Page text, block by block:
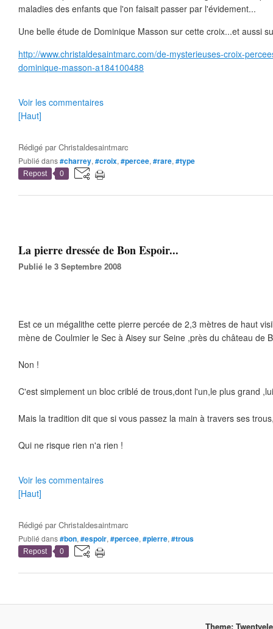
maladies des enfants que l'on faisait passer par l'évidement...
Une belle étude de Dominique Masson sur cette croix...et aussi
http://www.christaldesaintmarc.com/de-mysterieuses-croix-
dominique-masson-a184100488
Voir les commentaires
[Haut]
Rédigé parChristaldesaintmarc
Publié dans#charrey, #croix, #percee, #rare, #type
Repost 0
La pierre dressée de Bon Espoir...
Publié le 3 Septembre 2008
Est ce un mégalithe cette pierre percée de 2,3 mètres de haut
mène de Coulmier le Sec à Aisey sur Seine ,près du château de
Non !
C'est simplement un bloc criblé de trous,dont l'un,le plus grand
Mais la tradition dit que si vous passez la main à travers ses
Qui ne risque rien n'a rien !
Voir les commentaires
[Haut]
Rédigé parChristaldesaintmarc
Publié dans#bon, #espoir, #percee, #pierre, #trous
Repost 0
Theme: